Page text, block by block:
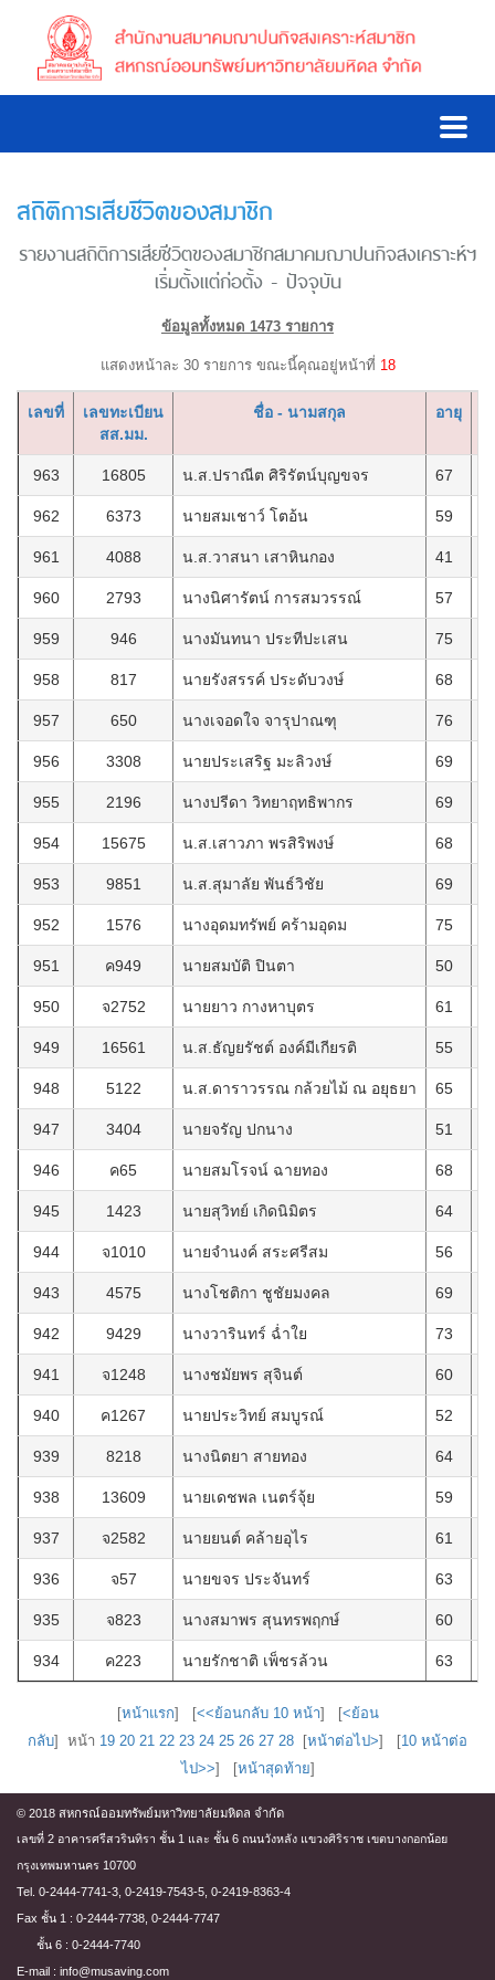
สถิติการเสียชีวิตของสมาชิก
รายงานสถิติการเสียชีวิตของสมาชิกสมาคมฌาปนกิจสงเคราะห์ฯ
เริ่มตั้งแต่ก่อตั้ง - ปัจจุบัน
ข้อมูลทั้งหมด 1473 รายการ
แสดงหน้าละ 30 รายการ ขณะนี้คุณอยู่หน้าที่ 18
เลขที่
เลขทะเบียน
สส.มม.
ชื่อ - นามสกุล อายุ
963 16805 น.ส.ปราณีต ศิริรัตน์บุญขจร 67
962 6373 นายสมเชาว์ โตอ้น 59
961 4088 น.ส.วาสนา เสาหินกอง 41
960 2793 นางนิศารัตน์ การสมวรรณ์ 57
959 946 นางมันทนา ประทีปะเสน 75
958 817 นายรังสรรค์ ประดับวงษ์ 68
957 650 นางเจอดใจ จารุปาณฑุ 76
956 3308 นายประเสริฐ มะลิวงษ์ 69
955 2196 นางปรีดา วิทยาฤทธิพากร 69
954 15675 น.ส.เสาวภา พรสิริพงษ์ 68
953 9851 น.ส.สุมาลัย พันธ์วิชัย 69
952 1576 นางอุดมทรัพย์ คร้ามอุดม 75
951 ค949 นายสมบัติ ปินตา 50
950 จ2752 นายยาว กางหาบุตร 61
949 16561 น.ส.ธัญยรัชต์ องค์มีเกียรติ 55
948 5122 น.ส.ดาราวรรณ กล้วยไม้ ณ อยุธยา 65
947 3404 นายจรัญ ปกนาง 51
946 ค65 นายสมโรจน์ ฉายทอง 68
945 1423 นายสุวิทย์ เกิดนิมิตร 64
944 จ1010 นายจำนงค์ สระศรีสม 56
943 4575 นางโชติกา ชูชัยมงคล 69
942 9429 นางวารินทร์ ฉ่ำใย 73
941 จ1248 นางชมัยพร สุจินต์ 60
940 ค1267 นายประวิทย์ สมบูรณ์ 52
939 8218 นางนิตยา สายทอง 64
938 13609 นายเดชพล เนตร์จุ้ย 59
937 จ2582 นายยนต์ คล้ายอุไร 61
936 จ57 นายขจร ประจันทร์ 63
935 จ823 นางสมาพร สุนทรพฤกษ์ 60
934 ค223 นายรักชาติ เพ็ชรล้วน 63
[หน้าแรก] [<<ย้อนกลับ 10 หน้า] [<ย้อน
กลับ] หน้า 19 20 21 22 23 24 25 26 27 28 [หน้าต่อไป>] [10 หน้าต่อ
ไป>>] [หน้าสุดท้าย]
© 2018 สหกรณ์ออมทรัพย์มหาวิทยาลัยมหิดล จำกัด
เลขที่ 2 อาคารศรีสวรินทิรา ชั้น 1 และ ชั้น 6 ถนนวังหลัง แขวงศิริราช เขตบางกอกน้อย
กรุงเทพมหานคร 10700
Tel. 0-2444-7741-3, 0-2419-7543-5, 0-2419-8363-4
Fax ชั้น 1 : 0-2444-7738, 0-2444-7747
ชั้น 6 : 0-2444-7740
E-mail : info@musaving.com